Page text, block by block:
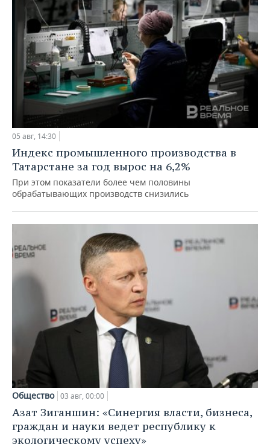
05 авг, 14:30
Индекс промышленного производства в
Татарстане за год вырос на 6,2%
При этом показатели более чем половины
обрабатывающих производств снизились
Общество 03 авг, 00:00
Азат Зиганшин: «Синергия власти, бизнеса,
граждан и науки ведет республику к
экологическому успеху»